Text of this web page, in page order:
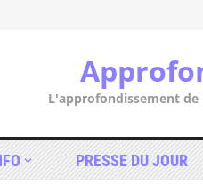
L'approfondissement
PRESSE DU JOUR